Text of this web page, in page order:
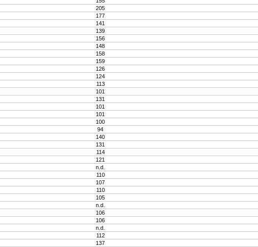
205
177
141
139
156
148
158
159
126
124
113
101
131
101
101
100
94
140
131
114
121
n.d.
110
107
110
105
n.d.
106
106
n.d.
112
137